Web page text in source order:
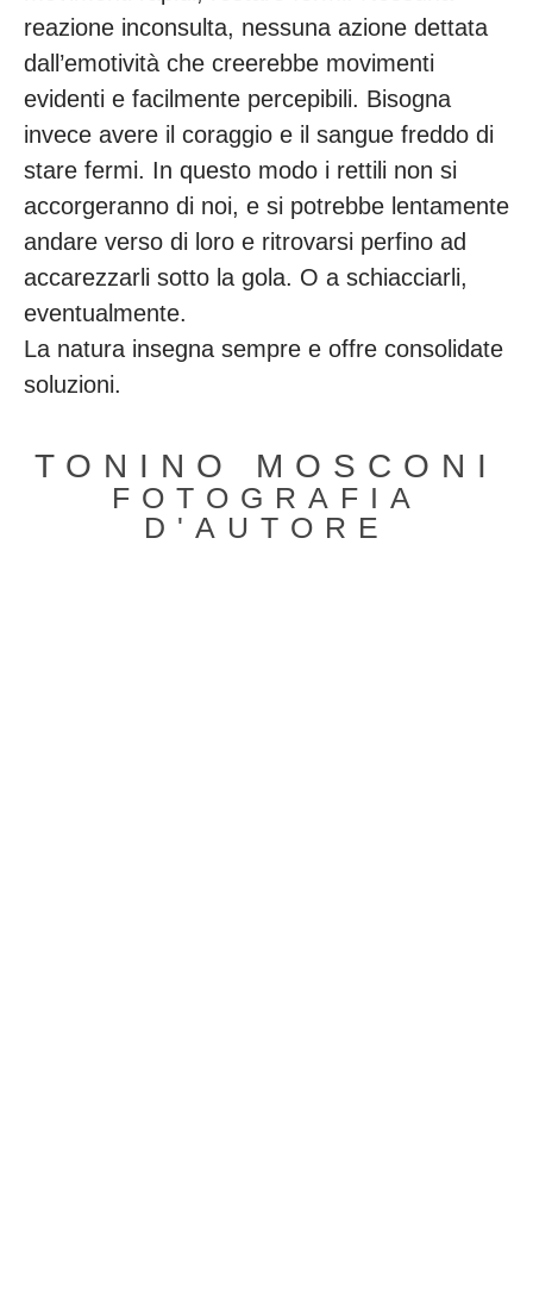
reazione inconsulta, nessuna azione dettata
dall’emotività che creerebbe movimenti
evidenti e facilmente percepibili. Bisogna
invece avere il coraggio e il sangue freddo di
stare fermi. In questo modo i rettili non si
accorgeranno di noi, e si potrebbe lentamente
andare verso di loro e ritrovarsi perfino ad
accarezzarli sotto la gola. O a schiacciarli,
eventualmente.
La natura insegna sempre e offre consolidate
soluzioni.
TONINO MOSCONI
FOTOGRAFIA
D'AUTORE